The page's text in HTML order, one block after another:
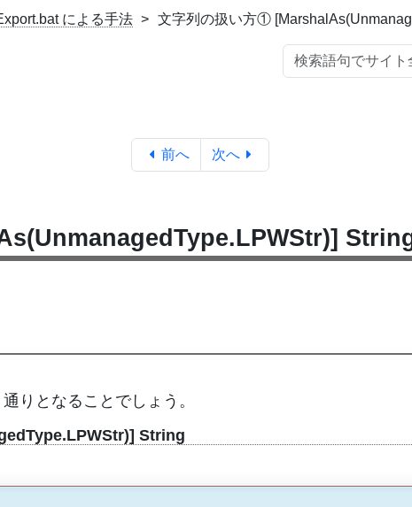
による手法 文字列の扱い方①
前へ 次へ
りとなることでしょう。
String